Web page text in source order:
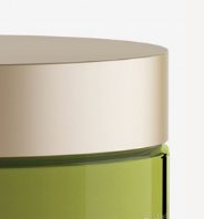
images